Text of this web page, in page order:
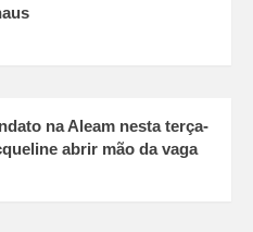
na Aleam nesta terça-
abrir mão da vaga